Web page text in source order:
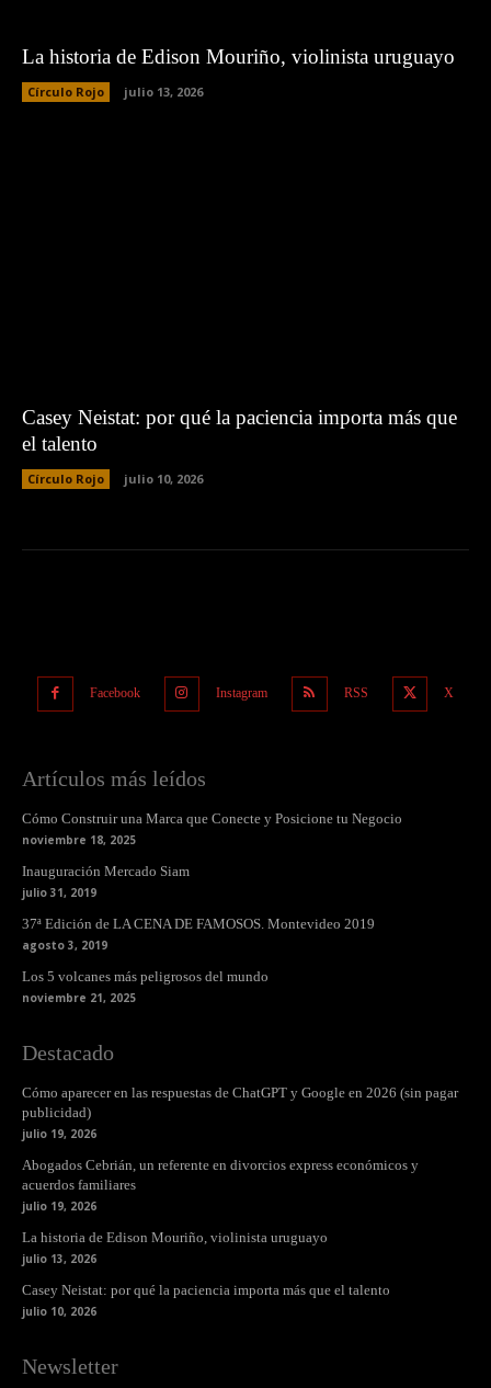
La historia de Edison Mouriño, violinista uruguayo
Círculo Rojo julio 13, 2026
Casey Neistat: por qué la paciencia importa más que
el talento
Círculo Rojo julio 10, 2026
Facebook Instagram RSS X
Artículos más leídos
Cómo Construir una Marca que Conecte y Posicione tu Negocio
noviembre 18, 2025
Inauguración Mercado Siam
julio 31, 2019
37ª Edición de LA CENA DE FAMOSOS. Montevideo 2019
agosto 3, 2019
Los 5 volcanes más peligrosos del mundo
noviembre 21, 2025
Destacado
Cómo aparecer en las respuestas de ChatGPT y Google en 2026 (sin pagar
publicidad)
julio 19, 2026
Abogados Cebrián, un referente en divorcios express económicos y
acuerdos familiares
julio 19, 2026
La historia de Edison Mouriño, violinista uruguayo
julio 13, 2026
Casey Neistat: por qué la paciencia importa más que el talento
julio 10, 2026
Newsletter